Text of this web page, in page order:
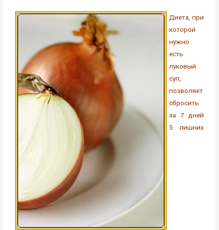
Диета, при
которой
нужно
есть
луковый
суп,
позволяет
сбросить
за 7 дней
5 лишних